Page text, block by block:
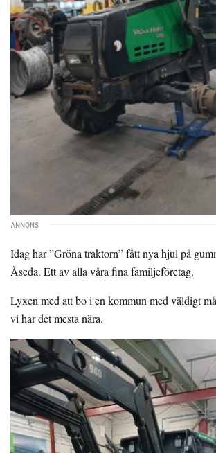
Idag har ”Gröna traktorn” fått nya hjul på
Åseda. Ett av alla våra fina familjeföretag.
Lyxen med att bo i en kommun med väldigt
vi har det mesta nära.